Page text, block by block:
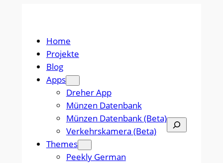
Home
Projekte
Blog
Apps
Dreher App
Münzen Datenbank
Münzen Datenbank (Beta)
Verkehrskamera (Beta)
Themes
Peekly German
Suchen